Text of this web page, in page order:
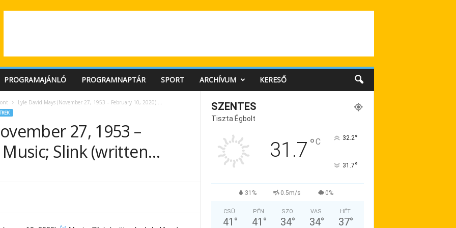
PROGRAMAJÁNLÓ PROGRAMNAPTÁR SPORT ARCHÍVUM KERESŐ
Lyle David Mays (November 27, 1953 – February 10, 2020) ...
27, 1953 –
Music; Slink (written…
SZENTES
Tiszta Égbolt
31.7 °C 32.2°
31.7°
31% 0.5m/s 0%
CSÜ
41 °
PÉN
41 °
SZO
34°
VAS
34°
HÉT
37°